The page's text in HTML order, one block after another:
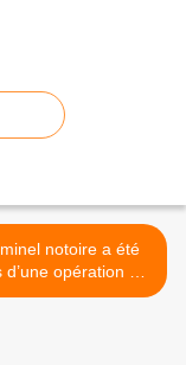
notoire a été
opération de
police au Venezuela >